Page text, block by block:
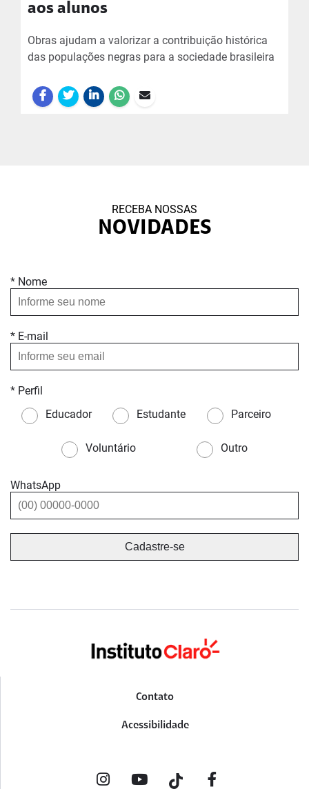
aos alunos
Obras ajudam a valorizar a contribuição histórica
das populações negras para a sociedade brasileira
RECEBA NOSSAS
NOVIDADES
* Nome
* E-mail
* Perfil
Educador
Estudante Parceiro
Voluntário Outro
WhatsApp
Contato
Acessibilidade